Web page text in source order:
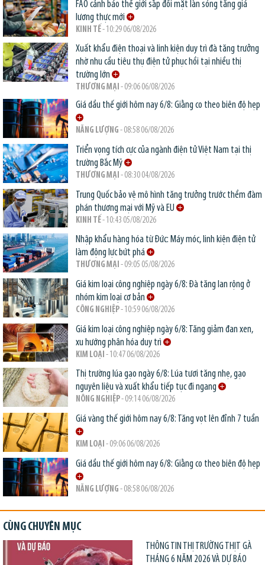
FAO cảnh báo thế giới sắp đối mặt làn sóng tăng giá
lương thực mới
KINH TẾ- 10:29 06/08/2026
Xuất khẩu điện thoại và linh kiện duy trì đà tăng trưởng
nhờ nhu cầu tiêu thụ điện tử phục hồi tại nhiều thị
trường lớn
THƯƠNG MẠI - 09:06 06/08/2026
Giá dầu thế giới hôm nay 6/8: Giằng co theo biên độ hẹp
NĂNG LƯỢNG - 08:58 06/08/2026
Triển vọng tích cực của ngành điện tử Việt Nam tại thị
trường Bắc Mỹ
THƯƠNG MẠI - 08:30 04/08/2026
Trung Quốc bảo vệ mô hình tăng trưởng trước thềm đàm
phán thương mại với Mỹ và EU
KINH TẾ- 10:43 05/08/2026
Nhập khẩu hàng hóa từ Đức: Máy móc, linh kiện điện tử
làm động lực bứt phá
THƯƠNG MẠI - 09:05 05/08/2026
Giá kim loại công nghiệp ngày 6/8: Đà tăng lan rộng ở
nhóm kim loại cơ bản
CÔNG NGHIỆP- 10:59 06/08/2026
Giá kim loại công nghiệp ngày 6/8: Tăng giảm đan xen,
xu hướng phân hóa duy trì
KIM LOẠI - 10:47 06/08/2026
Thị trường lúa gạo ngày 6/8: Lúa tươi tăng nhẹ, gạo
nguyên liệu và xuất khẩu tiếp tục đi ngang
NÔNG NGHIỆP- 09:14 06/08/2026
Giá vàng thế giới hôm nay 6/8: Tăng vọt lên đỉnh 7 tuần
KIM LOẠI - 09:06 06/08/2026
Giá dầu thế giới hôm nay 6/8: Giằng co theo biên độ hẹp
NĂNG LƯỢNG - 08:58 06/08/2026
CÙNG CHUYÊN MỤC
THÔNG TIN THỊ TRƯỜNG THỊT GÀ
THÁNG 6 NĂM 2026 VÀ DỰ BÁO